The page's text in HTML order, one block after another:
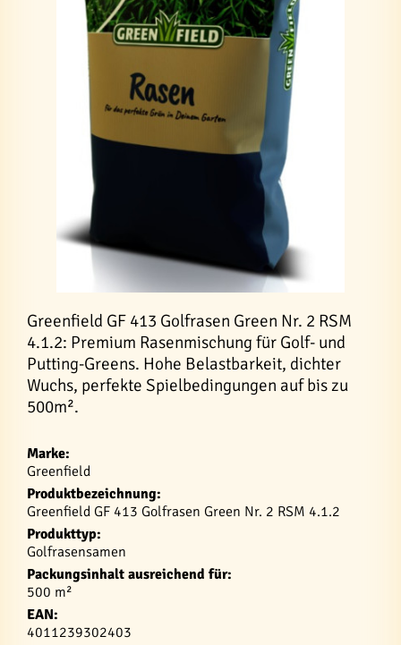
Greenfield GF 413 Golfrasen Green Nr. 2 RSM
4.1.2: Premium Rasenmischung für Golf- und
Putting-Greens. Hohe Belastbarkeit, dichter
Wuchs, perfekte Spielbedingungen auf bis zu
500m².
Marke:
Greenfield
Produktbezeichnung:
Greenfield GF 413 Golfrasen Green Nr. 2 RSM 4.1.2
Produkttyp:
Golfrasensamen
Packungsinhalt ausreichend für:
500 m²
EAN:
4011239302403